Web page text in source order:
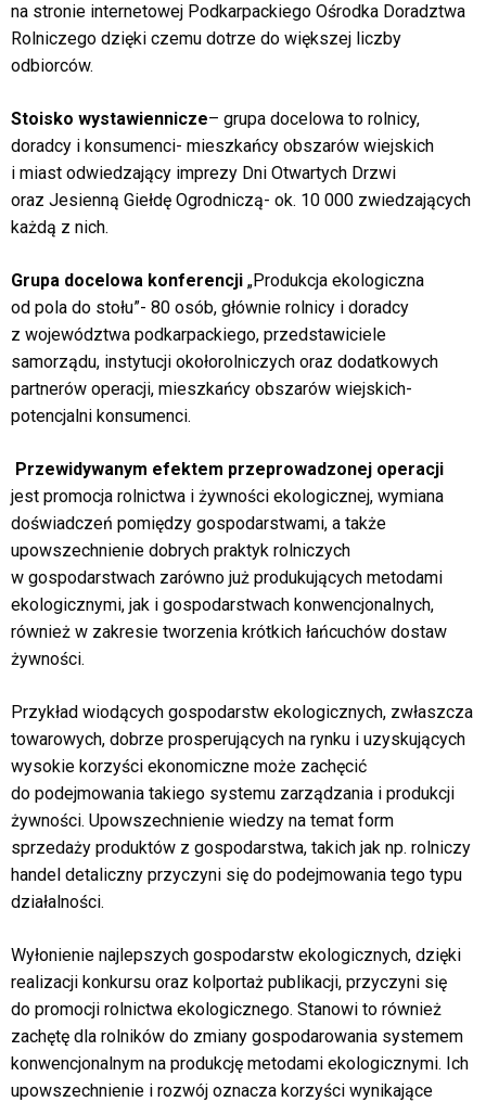
na stronie internetowej Podkarpackiego Ośrodka Doradztwa
Rolniczego dzięki czemu dotrze do większej liczby
odbiorców.
Stoisko wystawiennicze– grupa docelowa to rolnicy,
doradcy i konsumenci- mieszkańcy obszarów wiejskich
i miast odwiedzający imprezy Dni Otwartych Drzwi
oraz Jesienną Giełdę Ogrodniczą- ok. 10 000 zwiedzających
każdą z nich.
Grupa docelowa konferencji „Produkcja ekologiczna
od pola do stołu”- 80 osób, głównie rolnicy i doradcy
z województwa podkarpackiego, przedstawiciele
samorządu, instytucji okołorolniczych oraz dodatkowych
partnerów operacji, mieszkańcy obszarów wiejskich-
potencjalni konsumenci.
Przewidywanym efektem przeprowadzonej operacji
jest promocja rolnictwa i żywności ekologicznej, wymiana
doświadczeń pomiędzy gospodarstwami, a także
upowszechnienie dobrych praktyk rolniczych
w gospodarstwach zarówno już produkujących metodami
ekologicznymi, jak i gospodarstwach konwencjonalnych,
również w zakresie tworzenia krótkich łańcuchów dostaw
żywności.
Przykład wiodących gospodarstw ekologicznych, zwłaszcza
towarowych, dobrze prosperujących na rynku i uzyskujących
wysokie korzyści ekonomiczne może zachęcić
do podejmowania takiego systemu zarządzania i produkcji
żywności. Upowszechnienie wiedzy na temat form
sprzedaży produktów z gospodarstwa, takich jak np. rolniczy
handel detaliczny przyczyni się do podejmowania tego typu
działalności.
Wyłonienie najlepszych gospodarstw ekologicznych, dzięki
realizacji konkursu oraz kolportaż publikacji, przyczyni się
do promocji rolnictwa ekologicznego. Stanowi to również
zachętę dla rolników do zmiany gospodarowania systemem
konwencjonalnym na produkcję metodami ekologicznymi. Ich
upowszechnienie i rozwój oznacza korzyści wynikające